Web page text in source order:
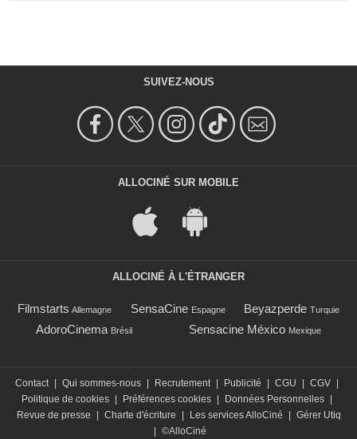
SUIVEZ-NOUS
ALLOCINÉ SUR MOBILE
ALLOCINÉ À L'ÉTRANGER
Filmstarts Allemagne SensaCine Espagne Beyazperde Turquie
AdoroCinema Brésil Sensacine México Mexique
Contact Qui sommes-nous Recrutement Publicité CGU CGV
Politique de cookies
Préférences cookies Données Personnelles
Revue de presse
Charte d'écriture Les services AlloCiné
Gérer Utiq
©AlloCiné